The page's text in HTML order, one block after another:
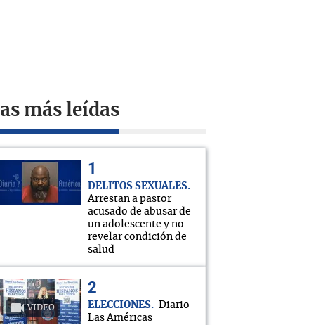
más leídas
DELITOS SEXUALES
Arrestan a pastor
acusado de abusar de
un adolescente y no
revelar condición de
salud
VIDEO ELECCIONES
Diario
Las Américas